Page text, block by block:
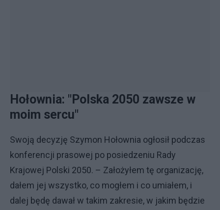
Hołownia: "Polska 2050 zawsze w
moim sercu"
Swoją decyzję Szymon Hołownia ogłosił podczas
konferencji prasowej po posiedzeniu Rady
Krajowej Polski 2050. – Założyłem tę organizację,
dałem jej wszystko, co mogłem i co umiałem, i
dalej będę dawał w takim zakresie, w jakim będzie